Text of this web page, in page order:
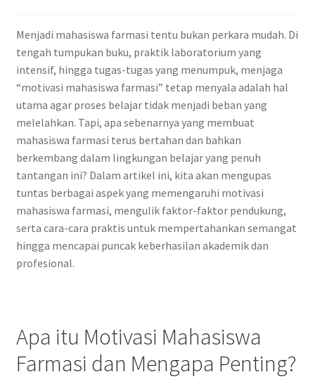
Menjadi mahasiswa farmasi tentu bukan perkara mudah. Di
tengah tumpukan buku, praktik laboratorium yang
intensif, hingga tugas-tugas yang menumpuk, menjaga
“motivasi mahasiswa farmasi” tetap menyala adalah hal
utama agar proses belajar tidak menjadi beban yang
melelahkan. Tapi, apa sebenarnya yang membuat
mahasiswa farmasi terus bertahan dan bahkan
berkembang dalam lingkungan belajar yang penuh
tantangan ini? Dalam artikel ini, kita akan mengupas
tuntas berbagai aspek yang memengaruhi motivasi
mahasiswa farmasi, mengulik faktor-faktor pendukung,
serta cara-cara praktis untuk mempertahankan semangat
hingga mencapai puncak keberhasilan akademik dan
profesional.
Apa itu Motivasi Mahasiswa
Farmasi dan Mengapa Penting?